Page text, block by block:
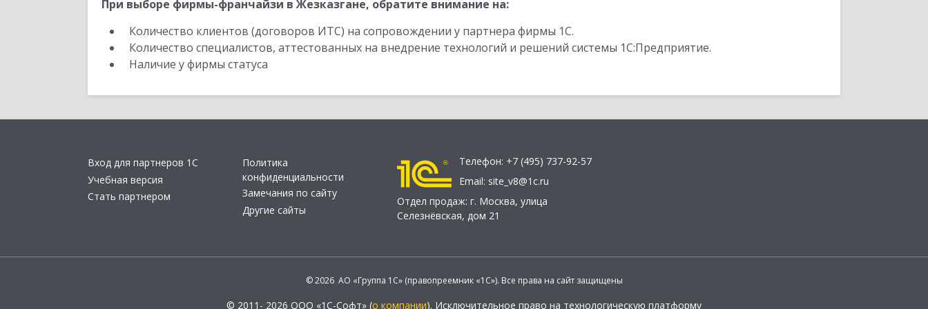
При выборе фирмы-франчайзи в Жезказгане, обратите внимание на:
Количество клиентов (договоров ИТС) на сопровождении у партнера фирмы 1С.
Количество специалистов, аттестованных на внедрение технологий и решений системы 1С:Предприятие.
Наличие у фирмы статуса
Вход для партнеров 1С
Учебная версия
Стать партнером
Политика
конфиденциальности
Замечания по сайту
Другие сайты
Телефон: +7 (495) 737-92-57
Email: site_v8@1c.ru
Отдел продаж: г. Москва, улица
Селезнёвская, дом 21
© 2026 АО «Группа 1С» (правопреемник «1С»). Все права на сайт защищены
© 2011- 2026 ООО «1С-Софт» (о компании). Исключительное право на технологическую платформу